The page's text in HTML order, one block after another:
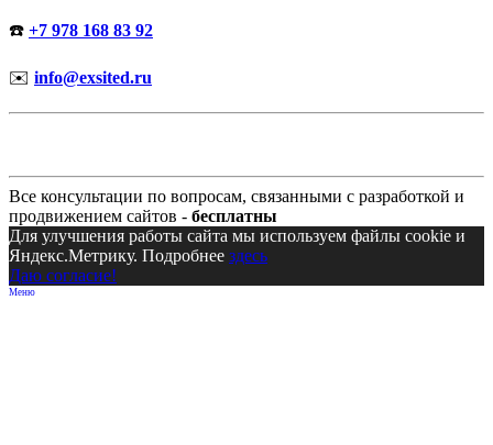
Меню
☎️ +7 978 168 83 92
✉️ info@exsited.ru
Все консультации по вопросам, связанными с разработкой и
продвижением сайтов - бесплатны
Для улучшения работы сайта мы используем файлы cookie и
Яндекс.Метрику. Подробнее здесь
Даю согласие!